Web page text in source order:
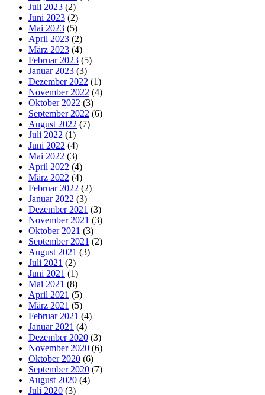
Juli 2023 (2)
Juni 2023 (2)
Mai 2023 (5)
April 2023 (2)
März 2023 (4)
Februar 2023 (5)
Januar 2023 (3)
Dezember 2022 (1)
November 2022 (4)
Oktober 2022 (3)
September 2022 (6)
August 2022 (7)
Juli 2022 (1)
Juni 2022 (4)
Mai 2022 (3)
April 2022 (4)
März 2022 (4)
Februar 2022 (2)
Januar 2022 (3)
Dezember 2021 (3)
November 2021 (3)
Oktober 2021 (3)
September 2021 (2)
August 2021 (3)
Juli 2021 (2)
Juni 2021 (1)
Mai 2021 (8)
April 2021 (5)
März 2021 (5)
Februar 2021 (4)
Januar 2021 (4)
Dezember 2020 (3)
November 2020 (6)
Oktober 2020 (6)
September 2020 (7)
August 2020 (4)
Juli 2020 (3)